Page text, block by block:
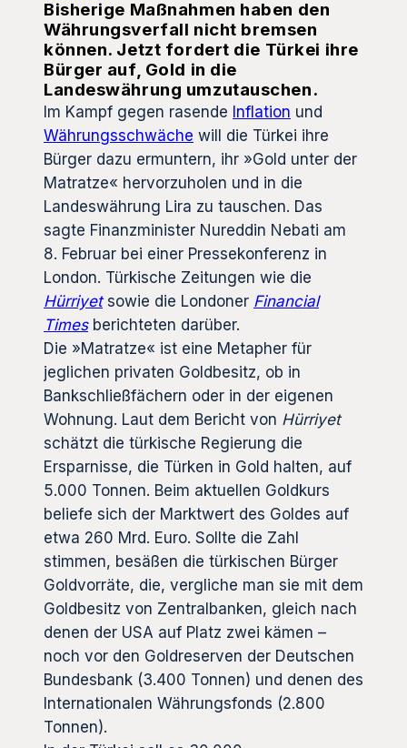
Bisherige Maßnahmen haben den
Währungsverfall nicht bremsen
können. Jetzt fordert die Türkei ihre
Bürger auf, Gold in die
Landeswährung umzutauschen.
Im Kampf gegen rasende Inflation und
Währungsschwäche will die Türkei ihre
Bürger dazu ermuntern, ihr »Gold unter der
Matratze« hervorzuholen und in die
Landeswährung Lira zu tauschen. Das
sagte Finanzminister Nureddin Nebati am
8. Februar bei einer Pressekonferenz in
London. Türkische Zeitungen wie die
Hürriyet sowie die Londoner Financial
Timesberichteten darüber.
Die »Matratze« ist eine Metapher für
jeglichen privaten Goldbesitz, ob in
Bankschließfächern oder in der eigenen
Wohnung. Laut dem Bericht von Hürriyet
schätzt die türkische Regierung die
Ersparnisse, die Türken in Gold halten, auf
5.000 Tonnen. Beim aktuellen Goldkurs
beliefe sich der Marktwert des Goldes auf
etwa 260 Mrd. Euro. Sollte die Zahl
stimmen, besäßen die türkischen Bürger
Goldvorräte, die, vergliche man sie mit dem
Goldbesitz von Zentralbanken, gleich nach
denen der USA auf Platz zwei kämen –
noch vor den Goldreserven der Deutschen
Bundesbank (3.400 Tonnen) und denen des
Internationalen Währungsfonds (2.800
Tonnen).